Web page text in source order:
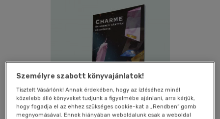
Személyre szabott könyvajánlatok!
Tisztelt Vásárlónk! Annak érdekében, hogy az ízléséhez minél
közelebb álló könyveket tudjunk a figyelmébe ajánlani, arra kérjük,
hogy fogadja el az ehhez szükséges cookie-kat a „Rendben” gomb
megnyomásával. Ennek hiányában weboldalunk csak a weboldal